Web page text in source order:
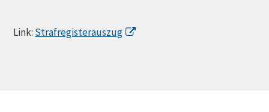
Link: Strafregisterauszug